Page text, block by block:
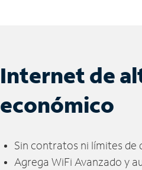
Internet de
económico
Sin contratos ni límites de
Agrega WiFi Avanzado y